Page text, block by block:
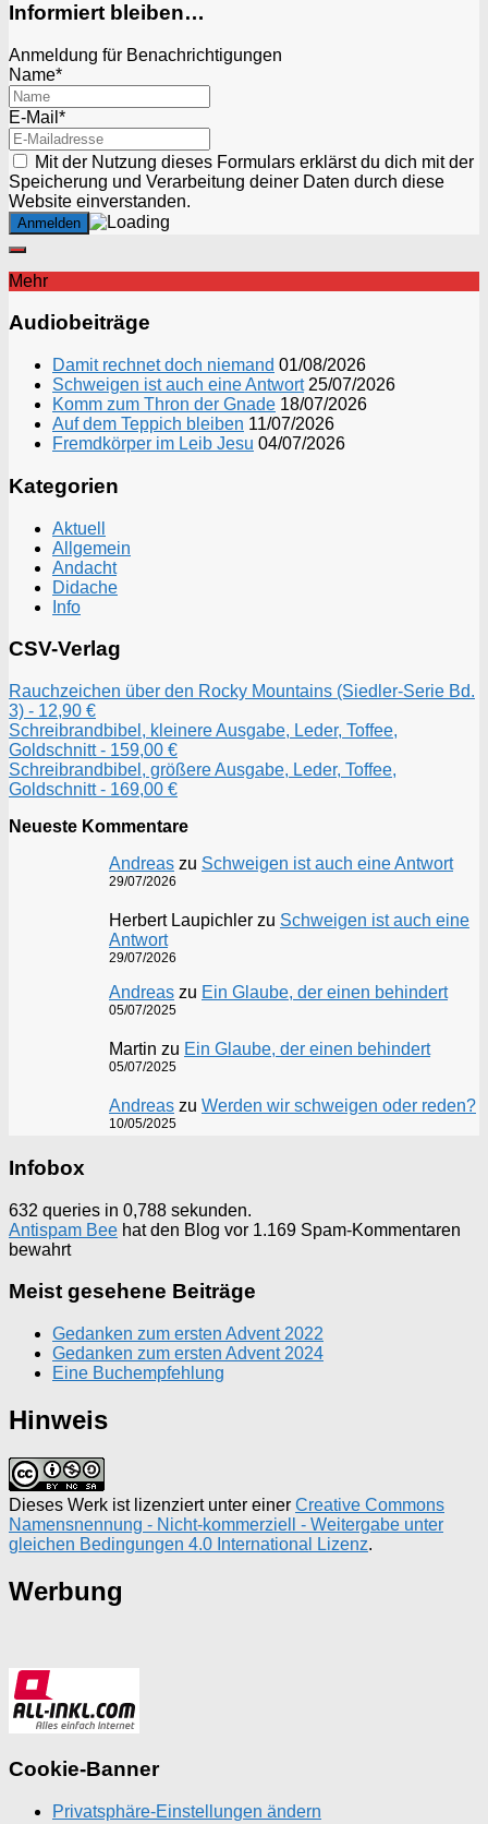
Informiert bleiben…
Anmeldung für Benachrichtigungen
Name*
E-Mail*
Mit der Nutzung dieses Formulars erklärst du dich mit der
Speicherung und Verarbeitung deiner Daten durch diese
Website einverstanden.
Mehr
Audiobeiträge
Damit rechnet doch niemand 01/08/2026
Schweigen ist auch eine Antwort 25/07/2026
Komm zum Thron der Gnade 18/07/2026
Auf dem Teppich bleiben 11/07/2026
Fremdkörper im Leib Jesu 04/07/2026
Kategorien
Aktuell
Allgemein
Andacht
Didache
Info
CSV-Verlag
Rauchzeichen über den Rocky Mountains (Siedler-Serie Bd.
3) - 12,90 €
Schreibrandbibel, kleinere Ausgabe, Leder, Toffee,
Goldschnitt - 159,00 €
Schreibrandbibel, größere Ausgabe, Leder, Toffee,
Goldschnitt - 169,00 €
Neueste Kommentare
Andreas zu Schweigen ist auch eine Antwort
29/07/2026
Herbert Laupichler zu Schweigen ist auch eine
Antwort
29/07/2026
Andreas zu Ein Glaube, der einen behindert
05/07/2025
Martin zu Ein Glaube, der einen behindert
05/07/2025
Andreas zu Werden wir schweigen oder reden?
10/05/2025
Infobox
632 queries in 0,788 sekunden.
Antispam Bee hat den Blog vor 1.169 Spam-Kommentaren
bewahrt
Meist gesehene Beiträge
Gedanken zum ersten Advent 2022
Gedanken zum ersten Advent 2024
Eine Buchempfehlung
Hinweis
Dieses Werk ist lizenziert unter einer Creative Commons
Namensnennung - Nicht-kommerziell - Weitergabe unter
gleichen Bedingungen 4.0 International Lizenz.
Werbung
Cookie-Banner
Privatsphäre-Einstellungen ändern